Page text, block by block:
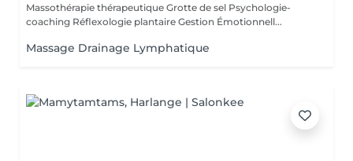
Massothérapie thérapeutique Grotte de sel Psychologie-
coaching Réflexologie plantaire Gestion Émotionnell...
Massage Drainage Lymphatique